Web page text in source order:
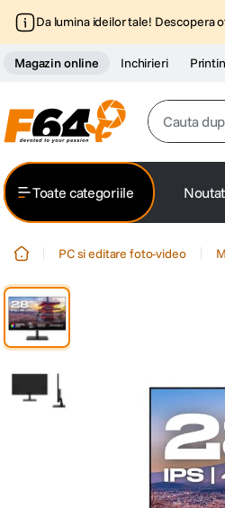
Da lumina ideilor tale! Descopera
Magazin online Inchirieri
Cauta dupa
5.
6.
7.
Toate categoriile
PC si editare foto-video